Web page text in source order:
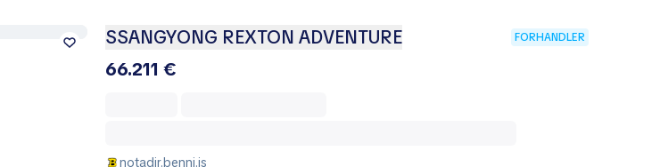
SSANGYONG REXTON ADVENTURE FORHANDLER
66.211 €
notadir.benni.is